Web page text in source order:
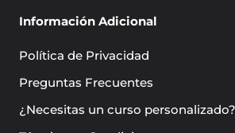
Información Adicional
Política de Privacidad
Preguntas Frecuentes
¿Necesitas un curso personalizado?